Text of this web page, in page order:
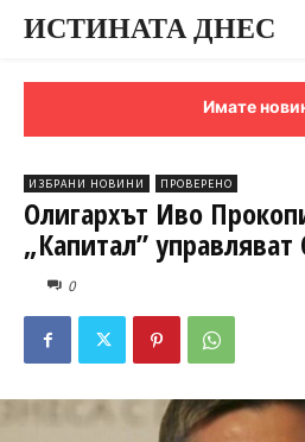
ИСТИНАТА ДНЕС
Имате новина
ИЗБРАНИ НОВИНИ ПРОВЕРЕНО
Олигархът Иво
„Капитал”
0